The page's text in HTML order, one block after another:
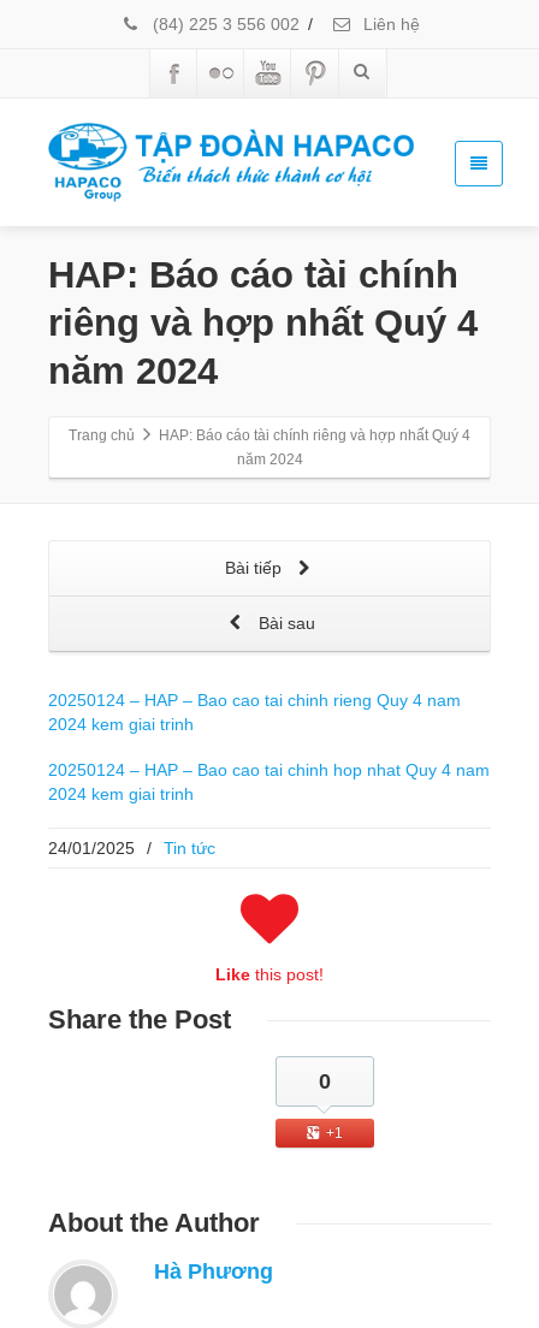
(84) 225 3 556 002 / Liên hệ
HAP: Báo cáo tài chính
riêng và hợp nhất Quý 4
năm 2024
Trang chủ
HAP: Báo cáo tài chính riêng và hợp nhất Quý 4
năm 2024
Bài tiếp
Bài sau
20250124 – HAP – Bao cao tai chinh rieng Quy 4 nam
2024 kem giai trinh
20250124 – HAP – Bao cao tai chinh hop nhat Quy 4 nam
2024 kem giai trinh
24/01/2025 / Tin tức
Like this post!
Share the Post
0
+1
About the Author
Hà Phương